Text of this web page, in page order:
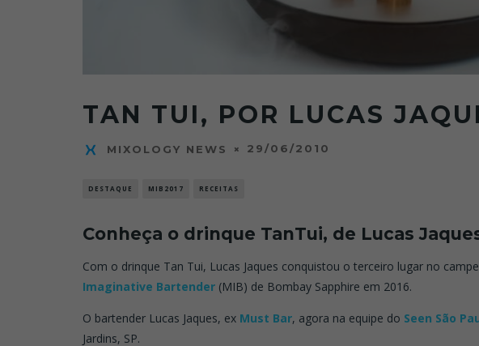
TAN TUI, POR LUCAS
MIXOLOGY NEWS 29/06/2010
DESTAQUE MIB2017 RECEITAS
Conheça o drinque TanTui, de Lucas
Com o drinque Tan Tui, Lucas Jaques conquistou o terceiro lugar no
Imaginative Bartender (MIB) de Bombay Sapphire em 2016.
O bartender Lucas Jaques, ex Must Bar, agora na equipe do Seen São
Jardins, SP.